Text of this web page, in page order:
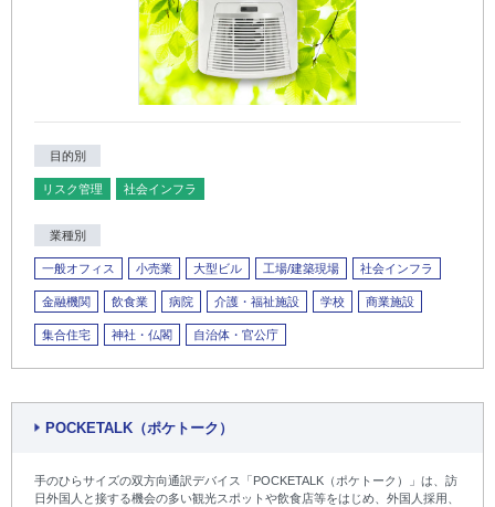
目的別
リスク管理 社会インフラ
業種別
一般オフィス 小売業 大型ビル 工場/建築現場 社会インフラ
金融機関 飲食業 病院 介護・福祉施設 学校 商業施設
集合住宅 神社・仏閣 自治体・官公庁
POCKETALK（ポケトーク）
手のひらサイズの双方向通訳デバイス「POCKETALK（ポケトーク）」は、訪
日外国人と接する機会の多い観光スポットや飲食店等をはじめ、外国人採用、